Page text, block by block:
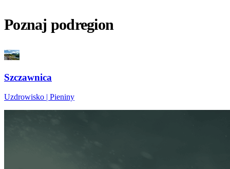
Poznaj podregion
Szczawnica
Uzdrowisko | Pieniny